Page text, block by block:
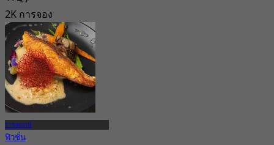
2K การจอง
จาก฿ 2,118
ราชพฤกษ์
ฟิวชั่น